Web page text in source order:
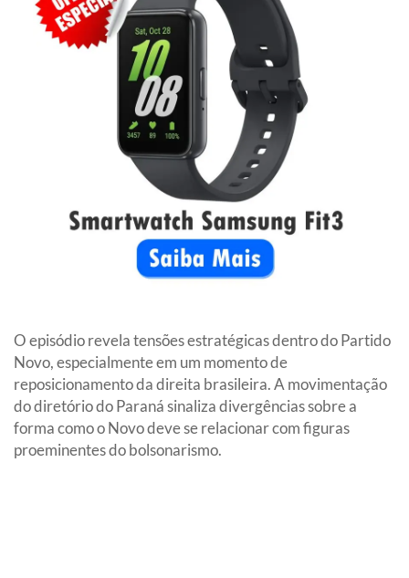
O episódio revela tensões estratégicas dentro do Partido
Novo, especialmente em um momento de
reposicionamento da direita brasileira. A movimentação
do diretório do Paraná sinaliza divergências sobre a
forma como o Novo deve se relacionar com figuras
proeminentes do bolsonarismo.